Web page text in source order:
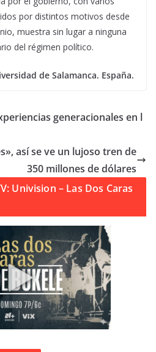
por distintos motivos desde
muestra sin lugar a ninguna
del régimen político.
de Salamanca. España.
generacionales en l
así se ve un lujoso tren de
350 millones de dólares
Univision – Las Dos Caras